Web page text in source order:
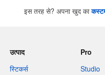
इस तरह से? अपना खुद का
उत्पाद
स्टिकर्स
Pro
Studio